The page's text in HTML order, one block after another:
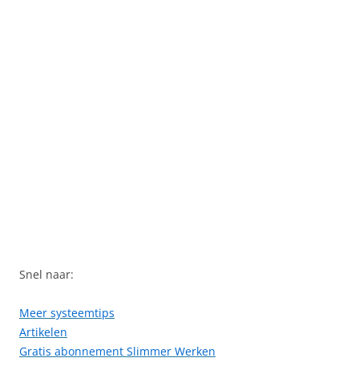
Snel naar:
Meer systeemtips
Artikelen
Gratis abonnement Slimmer Werken